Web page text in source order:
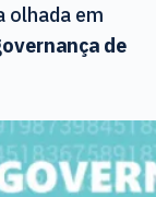
olhada em
de